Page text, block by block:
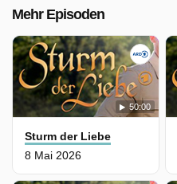
Mehr Episoden
50:00
Sturm der Liebe
8 Mai 2026